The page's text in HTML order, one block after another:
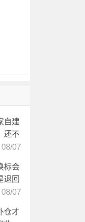
自建
还不
海外
08/07
标会
退回
处
08/07
仓才